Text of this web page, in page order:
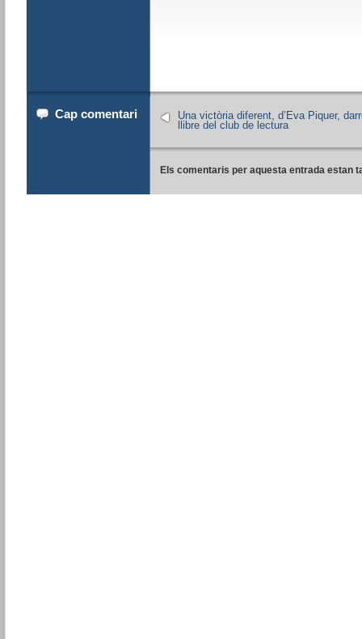
Cap comentari
Una victòria diferent, d’Eva Piquer,
llibre del club de lectura
Els comentaris per aquesta entrada estan